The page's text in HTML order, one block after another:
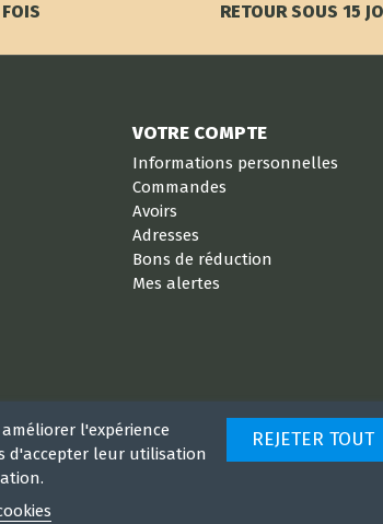
RETOUR SOUS 15
VOTRE COMPTE
Informations personnelles
Commandes
Avoirs
Adresses
Bons de réduction
Mes alertes
l'expérience
d'accepter leur utilisation
REJETER TOUT